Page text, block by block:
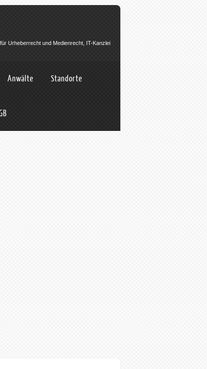
Urheberrecht und Medienrecht, IT-Kanzlei
Anwälte Standorte